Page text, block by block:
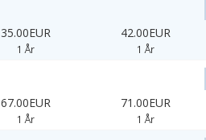
35.00EUR
1 År
42.00EUR
1 År
67.00EUR
1 År
71.00EUR
1 År